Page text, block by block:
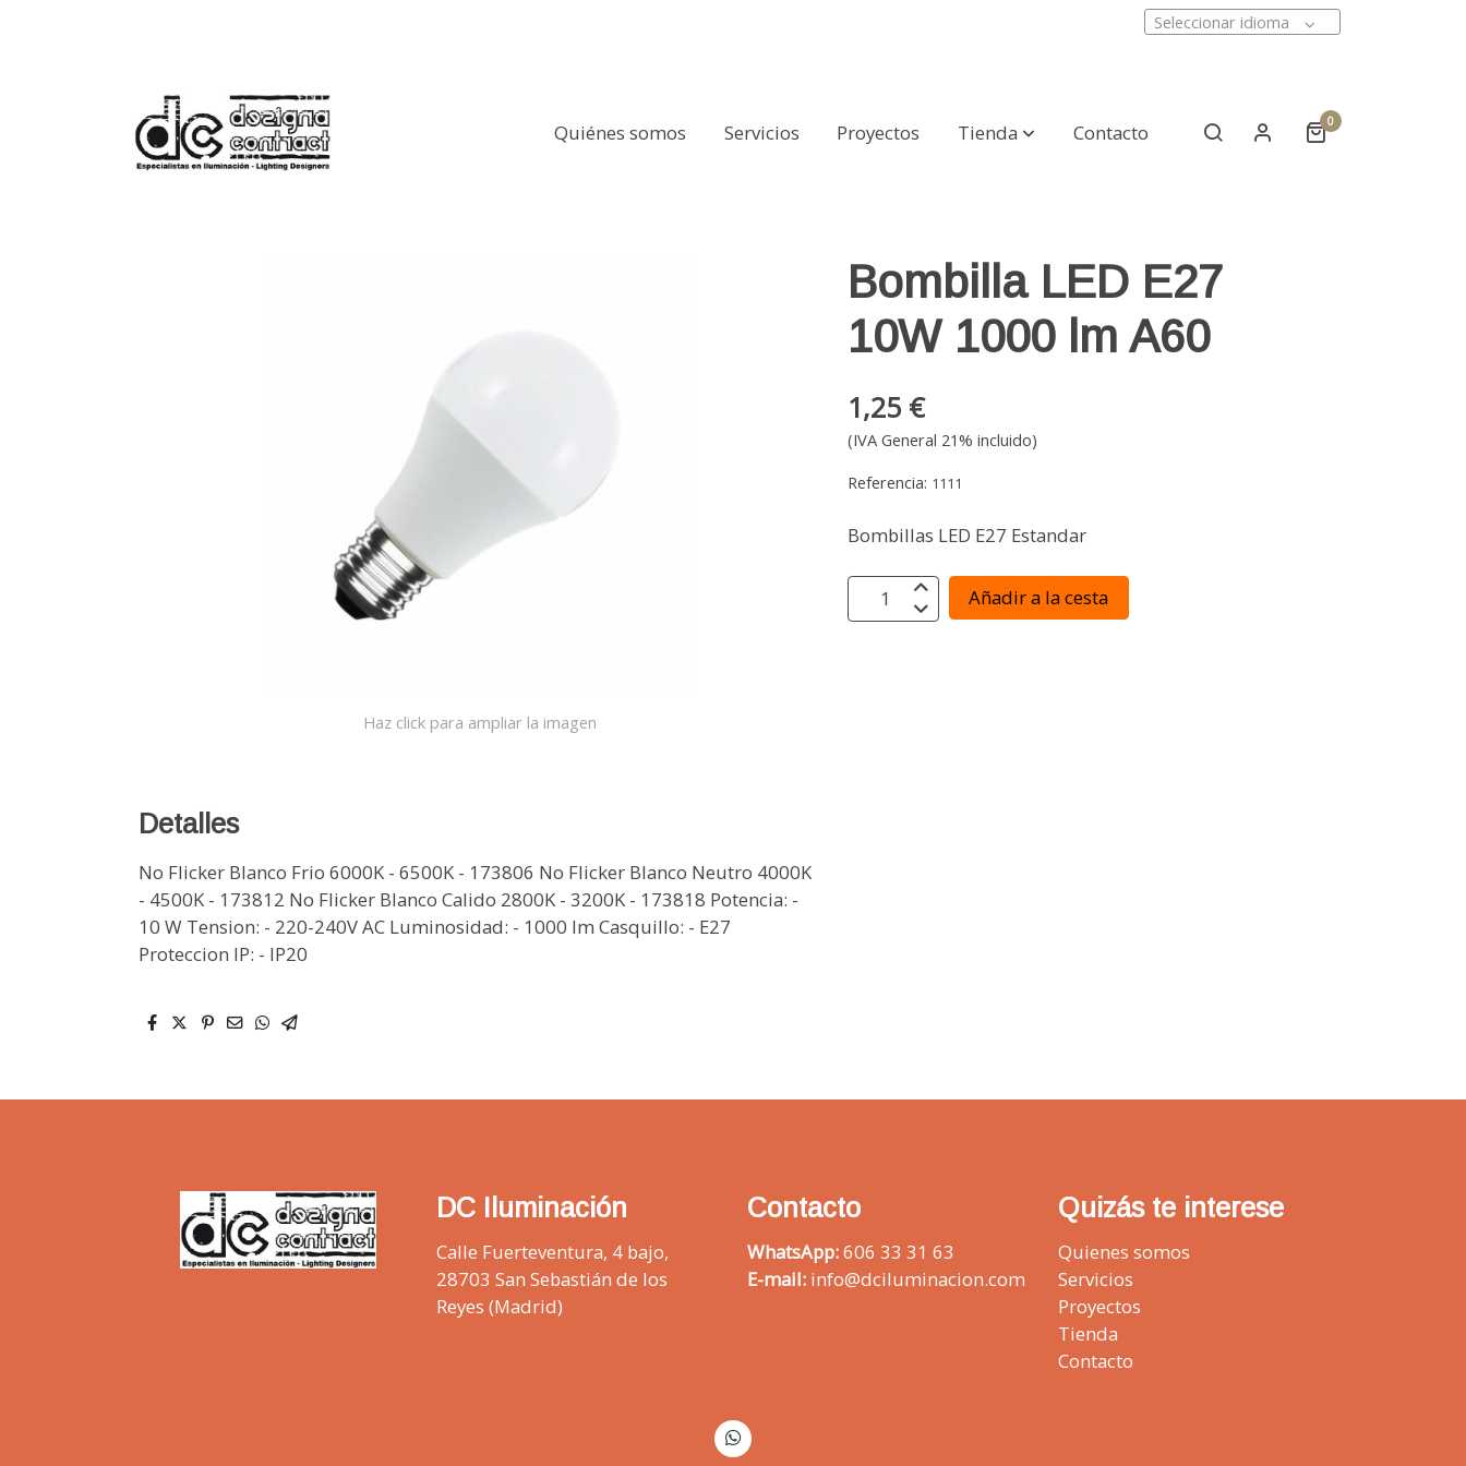
Seleccionar idioma
Quiénes somos Servicios Proyectos Tienda Contacto 0
Haz click para ampliar la imagen
Detalles
No Flicker Blanco Frio 6000K - 6500K - 173806 No Flicker Blanco Neutro 4000K
- 4500K - 173812 No Flicker Blanco Calido 2800K - 3200K - 173818 Potencia: -
10 W Tension: - 220-240V AC Luminosidad: - 1000 lm Casquillo: - E27
Proteccion IP: - IP20
Bombilla LED E27
10W 1000 lm A60
1,25 €
(IVA General 21% incluido)
Referencia: 1111
Bombillas LED E27 Estandar
Añadir a la cesta
DC Iluminación
Calle Fuerteventura, 4 bajo,
28703 San Sebastián de los
Reyes (Madrid)
Contacto
WhatsApp:606 33 31 63
E-mail: info@dciluminacion.com
Quizás te interese
Quienes somos
Servicios
Proyectos
Tienda
Contacto